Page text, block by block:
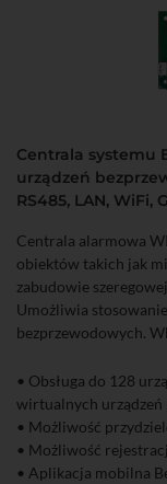
Centrala systemu
urządzeń
RS485, LAN, WiFi,
Centrala alarmowa
obiektów takich jak
zabudowie
Umożliwia
bezprzewodowych.
• Obsługa do 128
wirtualnych urządzeń
• Możliwość
• Możliwość
• Aplikacja mobilna